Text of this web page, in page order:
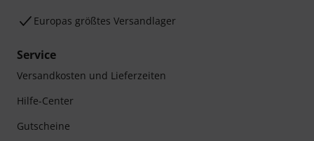
Europas größtes Versandlager
Service
Versandkosten und Lieferzeiten
Hilfe-Center
Gutscheine